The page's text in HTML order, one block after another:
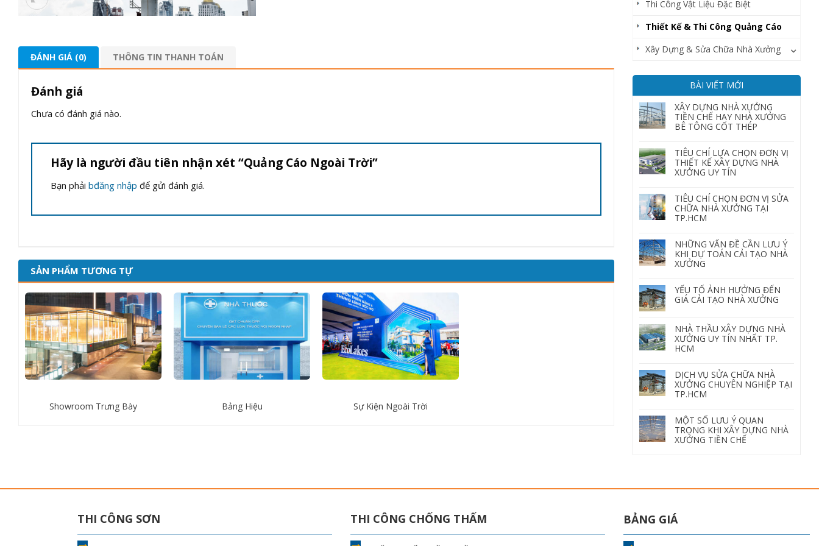
Thi Công Vật Liệu Đặc Biệt
Thiết Kế & Thi Công Quảng Cáo
Xây Dựng & Sửa Chữa Nhà Xưởng
BÀI VIẾT MỚI
XÂY DỰNG NHÀ XƯỞNG
TIỀN CHẾ HAY NHÀ XƯỞNG
BÊ TÔNG CỐT THÉP
TIÊU CHÍ LỰA CHỌN ĐƠN VỊ
THIẾT KẾ XÂY DỰNG NHÀ
XƯỞNG UY TÍN
TIÊU CHÍ CHỌN ĐƠN VỊ SỬA
CHỮA NHÀ XƯỞNG TẠI
TP.HCM
NHỮNG VẤN ĐỀ CẦN LƯU Ý
KHI DỰ TOÁN CẢI TẠO NHÀ
XƯỞNG
YẾU TỐ ẢNH HƯỞNG ĐẾN
GIÁ CẢI TẠO NHÀ XƯỞNG
NHÀ THẦU XÂY DỰNG NHÀ
XƯỞNG UY TÍN NHẤT TP.
HCM
DỊCH VỤ SỬA CHỮA NHÀ
XƯỞNG CHUYÊN NGHIỆP TẠI
TP.HCM
MỘT SỐ LƯU Ý QUAN
TRỌNG KHI XÂY DỰNG NHÀ
XƯỞNG TIỀN CHẾ
ĐÁNH GIÁ (0) THÔNG TIN THANH TOÁN
Đánh giá
Chưa có đánh giá nào.
Hãy là người đầu tiên nhận xét “Quảng Cáo Ngoài Trời”
Bạn phải bđăng nhập để gửi đánh giá.
SẢN PHẨM TƯƠNG TỰ
Showroom Trưng Bày Bảng Hiệu Sự Kiện Ngoài Trời
THI CÔNG SƠN THI CÔNG CHỐNG THẤM BẢNG GIÁ